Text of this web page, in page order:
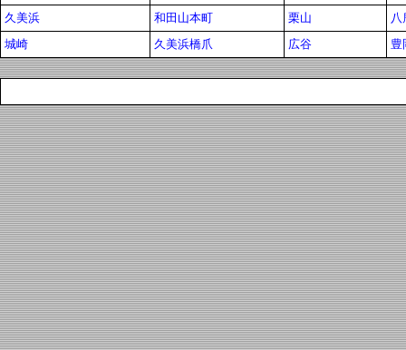
久美浜
和田山本町 栗山
八
城崎
久美浜橋爪 広谷 豊